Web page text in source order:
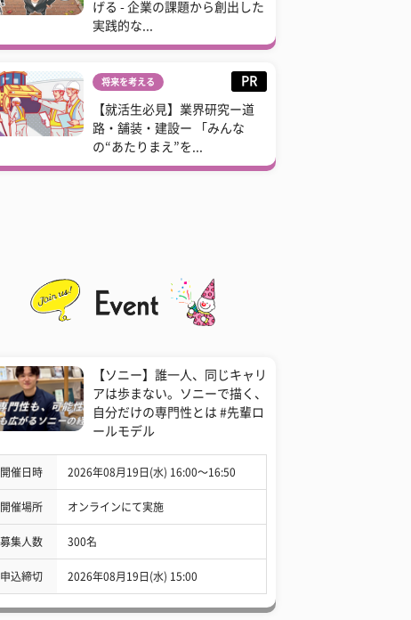
げる - 企業の課題から創出した
実践的な...
将来を考える PR
【就活生必見】業界研究ー道
路・舗装・建設ー 「みんな
の“あたりまえ”を...
【ソニー】誰一人、同じキャリ
アは歩まない。ソニーで描く、
自分だけの専門性とは #先輩ロ
ールモデル
開催日時 2026年08月19日(水) 16:00〜16:50
開催場所 オンラインにて実施
募集人数 300名
申込締切 2026年08月19日(水) 15:00